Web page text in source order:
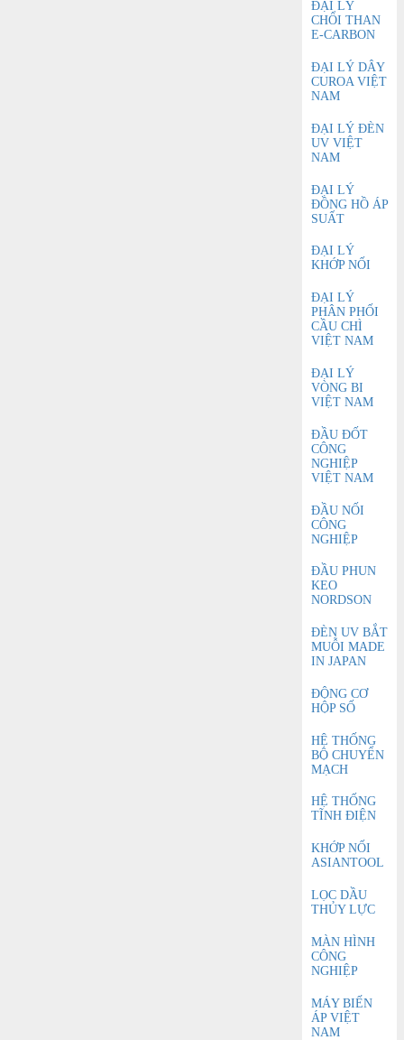
ĐẠI LÝ
CHỔI THAN
E-CARBON
ĐẠI LÝ DÂY
CUROA VIỆT
NAM
ĐẠI LÝ ĐÈN
UV VIỆT
NAM
ĐẠI LÝ
ĐỒNG HỒ ÁP
SUẤT
ĐẠI LÝ
KHỚP NỐI
ĐẠI LÝ
PHÂN PHỐI
CẦU CHÌ
VIỆT NAM
ĐẠI LÝ
VÒNG BI
VIỆT NAM
ĐẦU ĐỐT
CÔNG
NGHIỆP
VIỆT NAM
ĐẦU NỐI
CÔNG
NGHIỆP
ĐẦU PHUN
KEO
NORDSON
ĐÈN UV BẮT
MUỖI MADE
IN JAPAN
ĐỘNG CƠ
HỘP SỐ
HỆ THỐNG
BỘ CHUYỂN
MẠCH
HỆ THỐNG
TĨNH ĐIỆN
KHỚP NỐI
ASIANTOOL
LỌC DẦU
THỦY LỰC
MÀN HÌNH
CÔNG
NGHIỆP
MÁY BIẾN
ÁP VIỆT
NAM